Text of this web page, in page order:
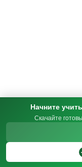
Начните
Скачайте